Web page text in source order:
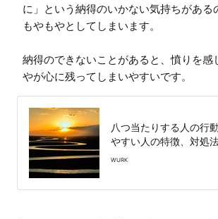
に」という納得のいかない気持ちがある
もやもやとしてしまいます。
納得のできないことがあると、憤りを感
やが心に残ってしまいやすいです。
八つ当たりする人の行
やすい人の特徴、対処
WURK